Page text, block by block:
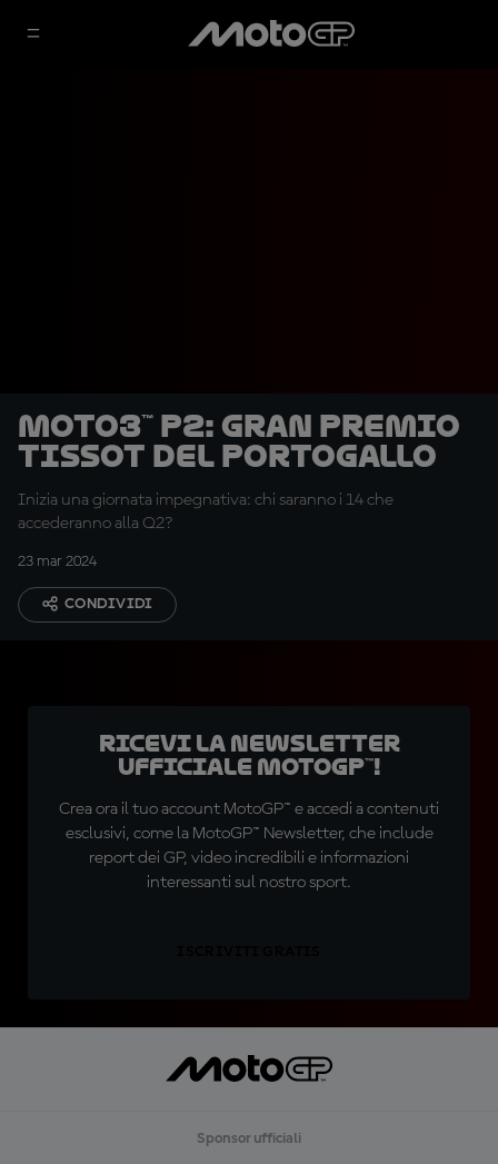
Moto3™ P2: Gran Premio
Tissot del Portogallo
Inizia una giornata impegnativa: chi saranno i 14 che
accederanno alla Q2?
23 mar 2024
CONDIVIDI
Ricevi la newsletter
ufficiale MotoGP™!
Crea ora il tuo account MotoGP™ e accedi a contenuti
esclusivi, come la MotoGP™ Newsletter, che include
report dei GP, video incredibili e informazioni
interessanti sul nostro sport.
Sponsor ufficiali